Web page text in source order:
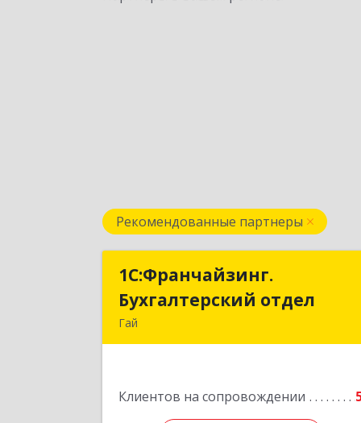
Рекомендованные партнеры
1С:Франчайзинг.
Бухгалтерский отдел
Гай
Клиентов на сопровождении
1С:Франчайзинг.
Бухгалтерский отдел